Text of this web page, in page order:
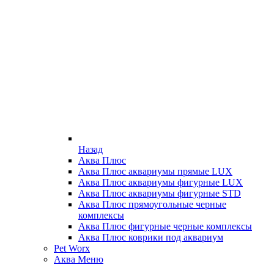
Назад
Аква Плюс
Аква Плюс аквариумы прямые LUX
Аква Плюс аквариумы фигурные LUX
Аква Плюс аквариумы фигурные STD
Аква Плюс прямоугольные черные
комплексы
Аква Плюс фигурные черные комплексы
Аква Плюс коврики под аквариум
Pet Worx
Аква Меню